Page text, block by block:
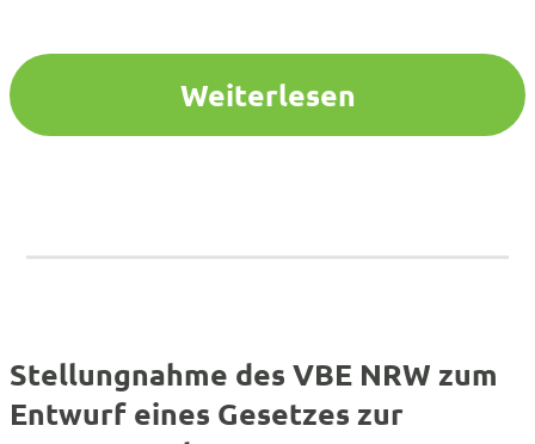
NRW nochmals deutlich, dass
diese Arbeitsweise nicht wertschätzend ist. Der VBE
NRW begrüßt, dass der zunehmenden
Weiterlesen
Stellungnahme des VBE NRW zum
Entwurf eines Gesetzes zur